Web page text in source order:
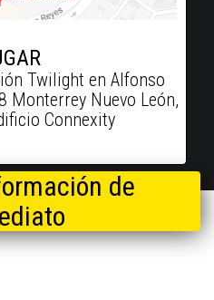
Twilight en Alfonso
Monterrey Nuevo León,
Connexity
de